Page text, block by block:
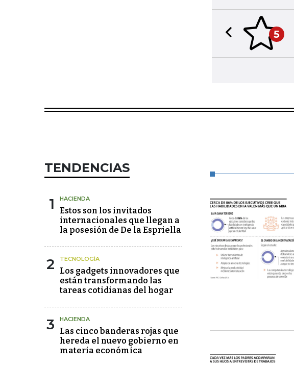
5
Previous slide
TENDENCIAS
1 HACIENDA
Estos son los invitados
internacionales que llegan a
la posesión de De la Espriella
2 TECNOLOGÍA
Los gadgets innovadores que
están transformando las
tareas cotidianas del hogar
3 HACIENDA
Las cinco banderas rojas que
hereda el nuevo gobierno en
materia económica